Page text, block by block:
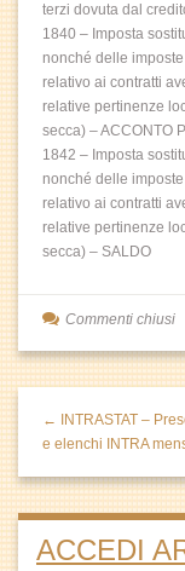
terzi dovuta dal
1840 – Imposta
nonché delle
relativo ai contratti
relative pertinenze
secca) – ACCONTO
1842 – Imposta
nonché delle
relativo ai contratti
relative pertinenze
secca) – SALDO
Commenti chiusi
← INTRASTAT –
e elenchi INTRA
ACCEDI